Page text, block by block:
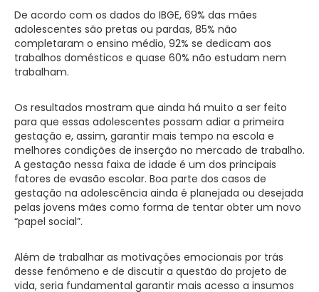
De acordo com os dados do IBGE, 69% das mães
adolescentes são pretas ou pardas, 85% não
completaram o ensino médio, 92% se dedicam aos
trabalhos domésticos e quase 60% não estudam nem
trabalham.
Os resultados mostram que ainda há muito a ser feito
para que essas adolescentes possam adiar a primeira
gestação e, assim, garantir mais tempo na escola e
melhores condições de inserção no mercado de trabalho.
A gestação nessa faixa de idade é um dos principais
fatores de evasão escolar. Boa parte dos casos de
gestação na adolescência ainda é planejada ou desejada
pelas jovens mães como forma de tentar obter um novo
“papel social”.
Além de trabalhar as motivações emocionais por trás
desse fenômeno e de discutir a questão do projeto de
vida, seria fundamental garantir mais acesso a insumos